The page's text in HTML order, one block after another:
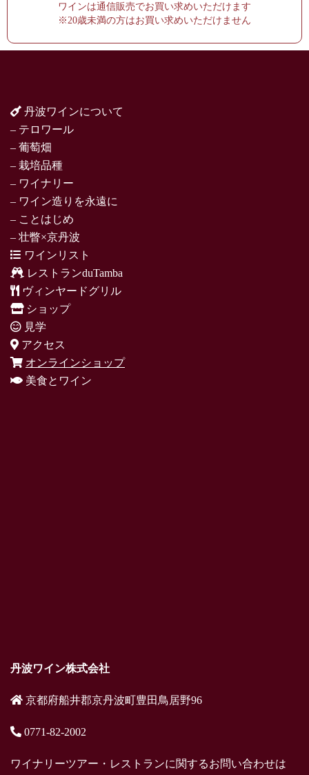
ワインは通信販売でお買い求めいただけます
※20歳未満の方はお買い求めいただけません
丹波ワインについて
– テロワール
– 葡萄畑
– 栽培品種
– ワイナリー
– ワイン造りを永遠に
– ことはじめ
– 壮瞥×京丹波
ワインリスト
レストランduTamba
ヴィンヤードグリル
ショップ
見学
アクセス
オンラインショップ
美食とワイン
丹波ワイン株式会社
京都府船井郡京丹波町豊田鳥居野96
0771-82-2002
ワイナリーツアー・レストランに関するお問い合わせは